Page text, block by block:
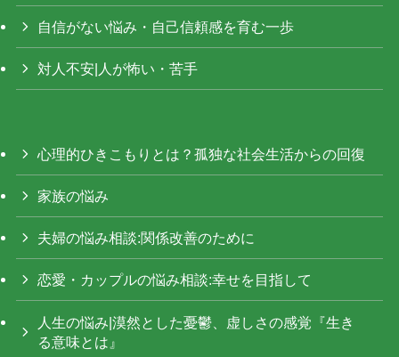
自信がない悩み・自己信頼感を育む一歩
対人不安|人が怖い・苦手
心理的ひきこもりとは？孤独な社会生活からの回復
家族の悩み
夫婦の悩み相談:関係改善のために
恋愛・カップルの悩み相談:幸せを目指して
人生の悩み|漠然とした憂鬱、虚しさの感覚『生き
る意味とは』